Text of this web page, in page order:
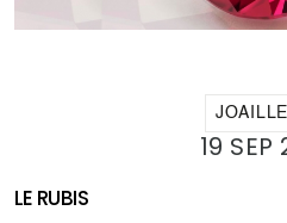
19 SEP
LE RUBIS